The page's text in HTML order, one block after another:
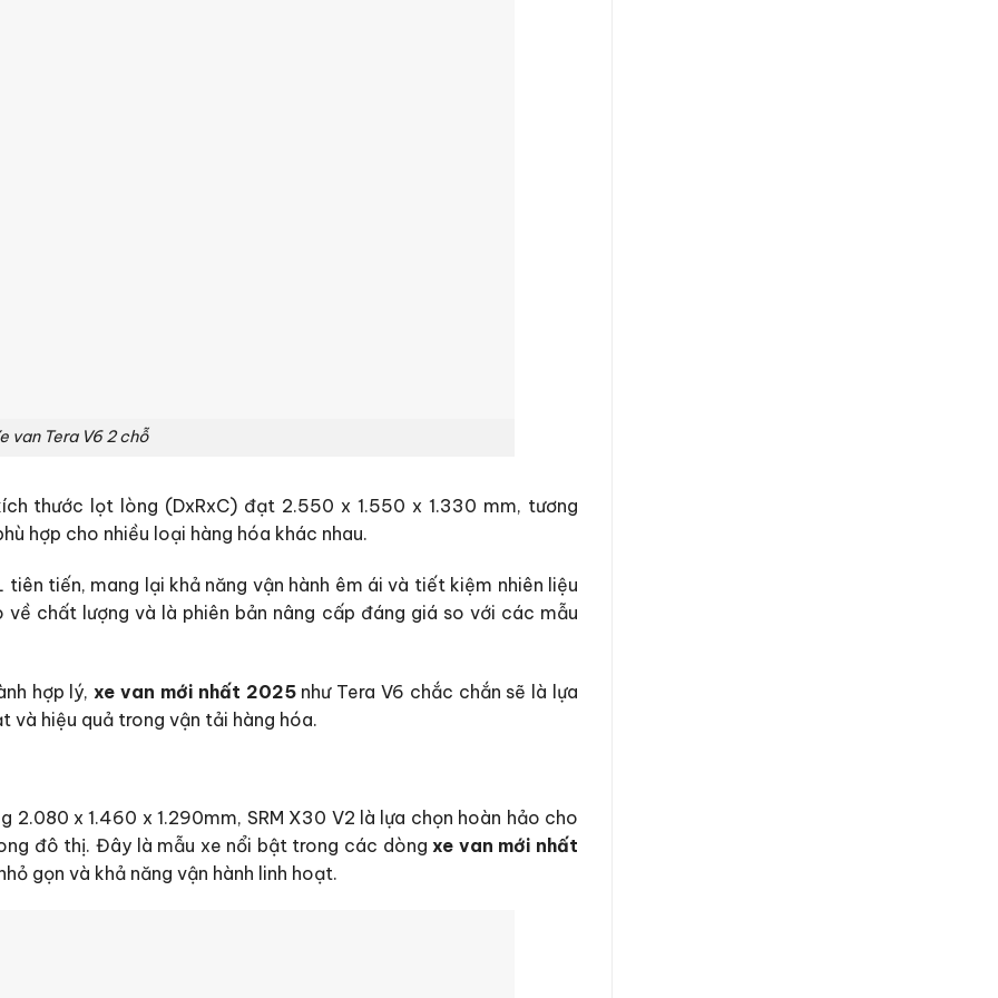
van Tera V6 2 chỗ
thước lọt lòng (DxRxC) đạt 2.550 x 1.550 x 1.330 mm, tương
hợp cho nhiều loại hàng hóa khác nhau.
tiến, mang lại khả năng vận hành êm ái và tiết kiệm nhiên liệu
chất lượng và là phiên bản nâng cấp đáng giá so với các mẫu
hợp lý,xe van mới nhất 2025như Tera V6 chắc chắn sẽ là lựa
và hiệu quả trong vận tải hàng hóa.
x 1.460 x 1.290mm, SRM X30 V2 là lựa chọn hoàn hảo cho
đô thị. Đây là mẫu xe nổi bật trong các dòngxe van mới nhất
gọn và khả năng vận hành linh hoạt.